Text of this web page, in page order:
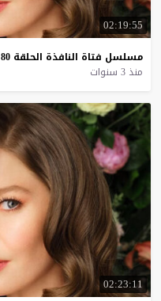
02:19:55
مسلسل فتاة النافذة الحلقة 80
منذ 3 سنوات
02:23:11